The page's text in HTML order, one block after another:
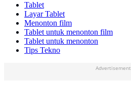
Tablet
Layar Tablet
Menonton film
Tablet untuk menonton film
Tablet untuk menonton
Tips Tekno
Advertisement